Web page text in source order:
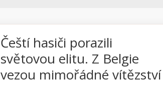
Čeští hasiči porazili
světovou elitu. Z Belgie
vezou mimořádné vítězství